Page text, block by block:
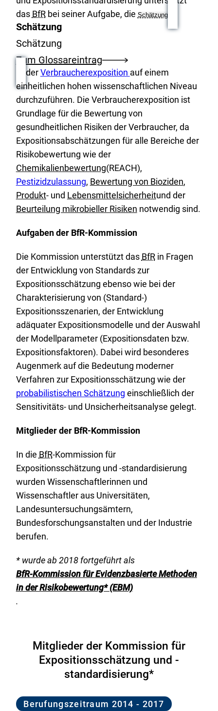
das BfRbei seiner Aufgabe, die Schätzung
Schätzung
Schätzung
Zum Glossareintrag
derE
x
t
e
r
n
e
r
L
i
n
:
Verbraucherexposition auf einem
einheitlichen hohen wissenschaftlichen Niveau
durchzuführen. Die Verbraucherexposition ist
Grundlage für die Bewertung von
gesundheitlichen Risiken der Verbraucher, da
Expositionsabschätzungen für alle Bereiche der
Risikobewertung wie der
Chemikalienbewertung(REACH),E
x
t
e
r
L
i
n
k
:
Pestizidzulassung, Bewertung von Bioziden,
Produkt- und Lebensmittelsicherheitund der
Beurteilung mikrobieller Risiken notwendig sind.
Aufgaben der BfR-Kommission
Die Kommission unterstützt das BfRin Fragen
der Entwicklung von Standards zur
Expositionsschätzung ebenso wie bei der
Charakterisierung von (Standard-)
Expositionsszenarien, der Entwicklung
adäquater Expositionsmodelle und der Auswahl
der Modellparameter (Expositionsdaten bzw.
Expositionsfaktoren). Dabei wird besonderes
Augenmerk auf die Bedeutung moderner
Verfahren zur Expositionsschätzung wie derE
x
t
r
k
probabilistischen Schätzung einschließlich der
Sensitivitäts- und Unsicherheitsanalyse gelegt.
Mitglieder der BfR-Kommission
In die BfR-Kommission für
Expositionsschätzung und -standardisierung
wurden Wissenschaftlerinnen und
Wissenschaftler aus Universitäten,
Landesuntersuchungsämtern,
Bundesforschungsanstalten und der Industrie
berufen.
* wurde ab 2018 fortgeführt als
BfR-Kommission für Evidenzbasierte Methoden
in der Risikobewertung* (EBM)
.
Mitglieder der Kommission für
Expositionsschätzung und -
standardisierung*
Berufungszeitraum 2014 - 2017